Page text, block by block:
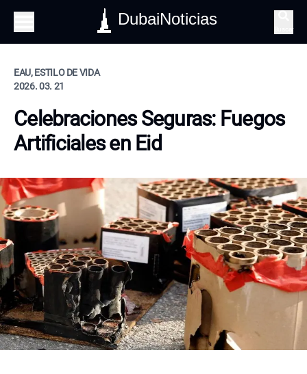
DubaiNoticias
EAU, ESTILO DE VIDA
2026. 03. 21
Celebraciones Seguras: Fuegos
Artificiales en Eid